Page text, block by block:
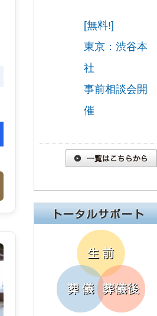
[無料!]
東京：渋谷本
社
事前相談会開
催